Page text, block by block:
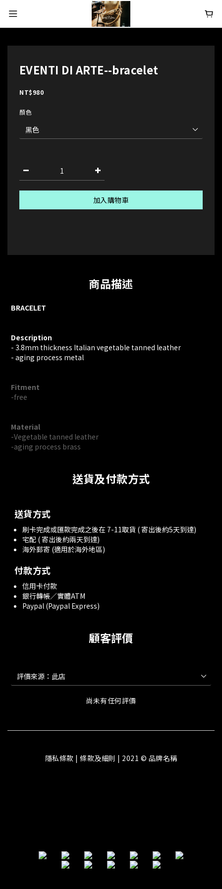
EVENTI DI ARTE--bracelet
NT$980
顏色
加入購物車
商品描述
BRACELET
Description
- 3.8mm thickness Italian vegetable tanned leather
- aging process metal
Fitment
-free
Material
-Vegetable tanned leather
-aging process brass
送貨及付款方式
送貨方式
刷卡完成或匯款完成之後在 7-11取貨 ( 寄出後約5天到達)
宅配 ( 寄出後約兩天到達)
海外郵寄 (適用於海外地區)
付款方式
信用卡付款
銀行轉帳／實體ATM
Paypal (Paypal Express)
顧客評價
尚未有任何評價
隱私條款 | 條款及細則 | 2021 © 品牌名稱